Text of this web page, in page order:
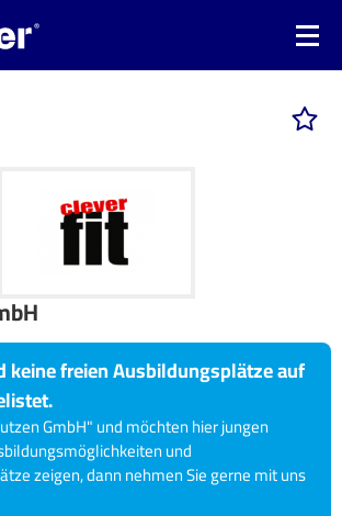
keine freien Ausbildungsplätze auf
GmbH" und möchten hier jungen
und
zeigen, dann nehmen Sie gerne mit uns